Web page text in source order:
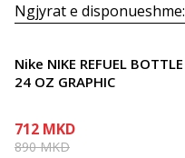
Ngjyrat e disponueshme:
Nike NIKE REFUEL BOTTLE
24 OZ GRAPHIC
712 MKD
890MKD